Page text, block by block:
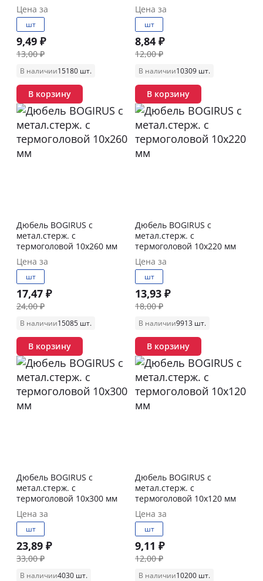
Цена за
шт
9,49 ₽
13,00 ₽
В наличии15180 шт.
В корзину
Цена за
шт
8,84 ₽
12,00 ₽
В наличии10309 шт.
В корзину
Дюбель BOGIRUS с
метал.стерж. с
термоголовой 10х260 мм
Цена за
шт
17,47 ₽
24,00 ₽
В наличии15085 шт.
В корзину
Дюбель BOGIRUS с
метал.стерж. с
термоголовой 10х220 мм
Цена за
шт
13,93 ₽
18,00 ₽
В наличии9913 шт.
В корзину
Дюбель BOGIRUS с
метал.стерж. с
термоголовой 10х300 мм
Цена за
шт
23,89 ₽
33,00 ₽
В наличии4030 шт.
Дюбель BOGIRUS с
метал.стерж. с
термоголовой 10х120 мм
Цена за
шт
9,11 ₽
12,00 ₽
В наличии10200 шт.